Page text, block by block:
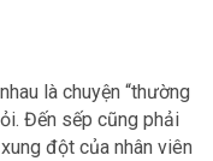
là chuyện “thường
Đến sếp cũng phải
đột của nhân viên